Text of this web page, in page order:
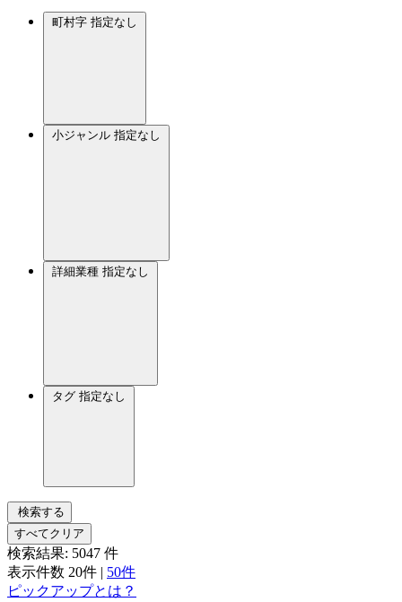
町村字 指定なし
小ジャンル 指定なし
詳細業種 指定なし
タグ 指定なし
検索する
すべてクリア
検索結果: 5047 件
表示件数 20件 | 50件
ピックアップとは？